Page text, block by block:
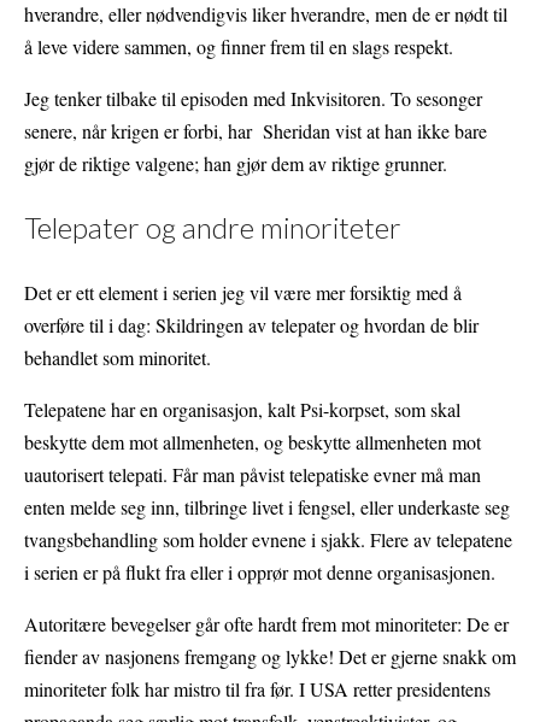
hverandre, eller nødvendigvis liker hverandre, men de er nødt til
å leve videre sammen, og finner frem til en slags respekt.
Jeg tenker tilbake til episoden med Inkvisitoren. To sesonger
senere, når krigen er forbi, har Sheridan vist at han ikke bare
gjør de riktige valgene; han gjør dem av riktige grunner.
Telepater og andre minoriteter
Det er ett element i serien jeg vil være mer forsiktig med å
overføre til i dag: Skildringen av telepater og hvordan de blir
behandlet som minoritet.
Telepatene har en organisasjon, kalt Psi-korpset, som skal
beskytte dem mot allmenheten, og beskytte allmenheten mot
uautorisert telepati. Får man påvist telepatiske evner må man
enten melde seg inn, tilbringe livet i fengsel, eller underkaste seg
tvangsbehandling som holder evnene i sjakk. Flere av telepatene
i serien er på flukt fra eller i opprør mot denne organisasjonen.
Autoritære bevegelser går ofte hardt frem mot minoriteter: De er
fiender av nasjonens fremgang og lykke! Det er gjerne snakk om
minoriteter folk har mistro til fra før. I USA retter presidentens